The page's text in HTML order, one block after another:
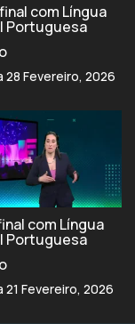
com Língua
Portuguesa
28 Fevereiro, 2026
com Língua
Portuguesa
21 Fevereiro, 2026